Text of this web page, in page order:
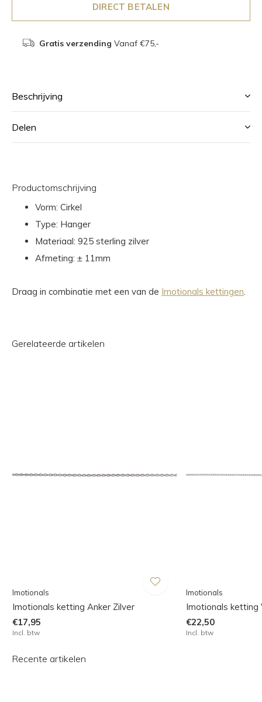
DIRECT BETALEN
Gratis verzending Vanaf €75,-
Beschrijving
Delen
Productomschrijving
Vorm: Cirkel
Type: Hanger
Materiaal: 925 sterling zilver
Afmeting: ± 11mm
Draag in combinatie met een van de Imotionals kettingen
Gerelateerde artikelen
Imotionals
Imotionals ketting Anker Zilver
€17,95
Incl. btw
Imotionals
Imotionals ketting
€22,50
Incl. btw
Recente artikelen